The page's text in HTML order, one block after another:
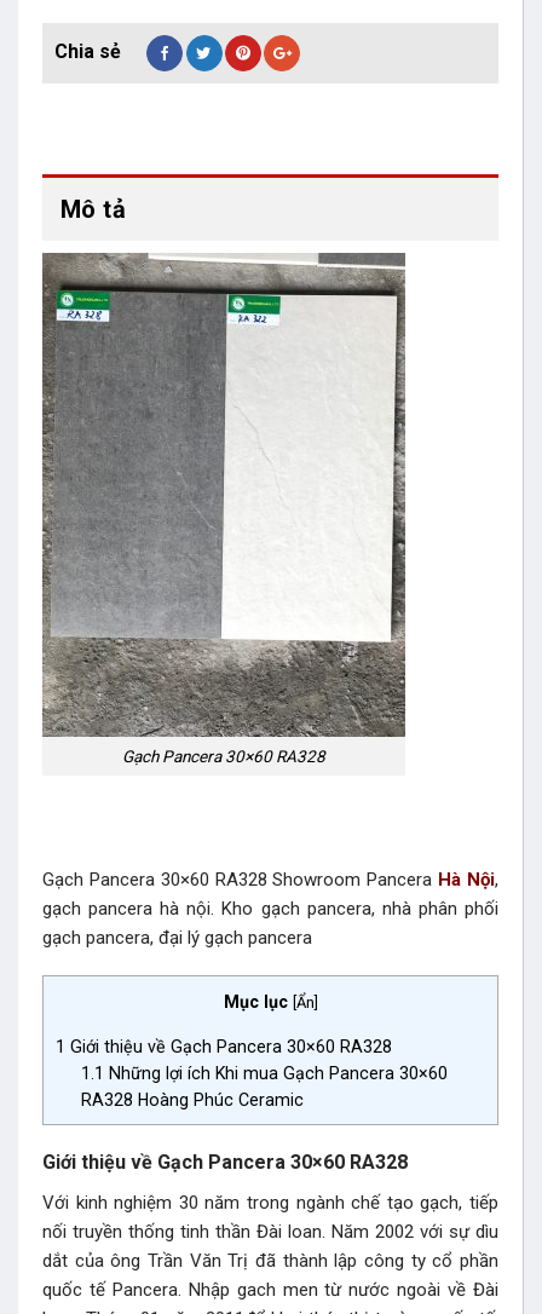
Mô tả
Gạch Pancera 30×60 RA328
Gạch Pancera 30×60 RA328 Showroom Pancera Hà Nội,
gạch pancera hà nội. Kho gạch pancera, nhà phân phối
gạch pancera, đại lý gạch pancera
Mục lục Ẩn
1 Giới thiệu về Gạch Pancera 30×60 RA328
1.1 Những lợi ích Khi mua Gạch Pancera 30×60
RA328 Hoàng Phúc Ceramic
Giới thiệu về Gạch Pancera 30×60 RA328
Với kinh nghiệm 30 năm trong ngành chế tạo gạch, tiếp
nối truyền thống tinh thần Đài loan. Năm 2002 với sự dìu
dắt của ông Trần Văn Trị đã thành lập công ty cổ phần
quốc tế Pancera. Nhập gach men từ nước ngoài về Đài